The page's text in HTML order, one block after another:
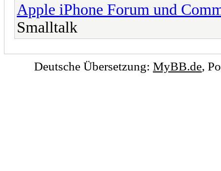
Apple iPhone Forum und
Smalltalk
Deutsche Übersetzung: MyBB.de,